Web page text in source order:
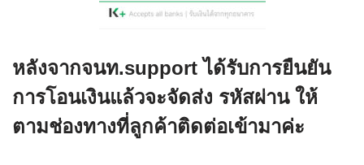
หลังจากจนท.support ได้รับการยืนยัน
การโอนเงินแล้วจะจัดส่ง รหัสผ่านให้
ตามช่องทางที่ลูกค้าติดต่อเข้ามาค่ะ